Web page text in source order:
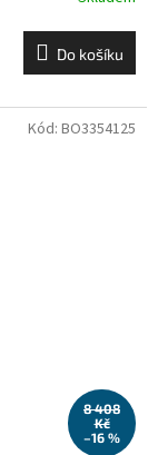
Do košíku
8 408
Kč
–16 %
Kód: BO3354125